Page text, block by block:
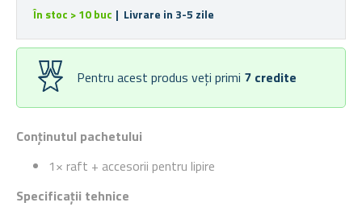
Conținutul pachetului
1× raft + accesorii pentru lipire
Specificații tehnice
În stoc > 10 buc | Livrare in 3-5 zile
Pentru acest produs veți primi 7 credite